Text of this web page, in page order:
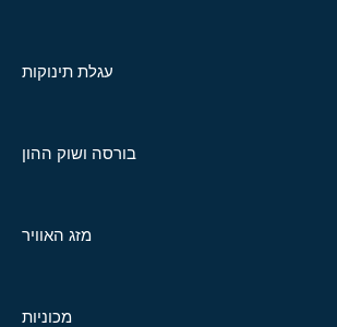
עגלת תינוקות
בורסה ושוק ההון
מזג האוויר
מכוניות